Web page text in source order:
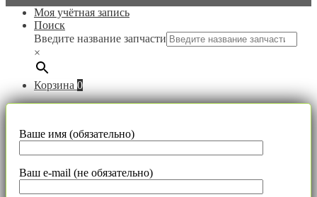
Моя учётная запись
Поиск
Введите название запчасти
×
Корзина 0
Ваше имя (обязательно)
Ваш e-mail (не обязательно)